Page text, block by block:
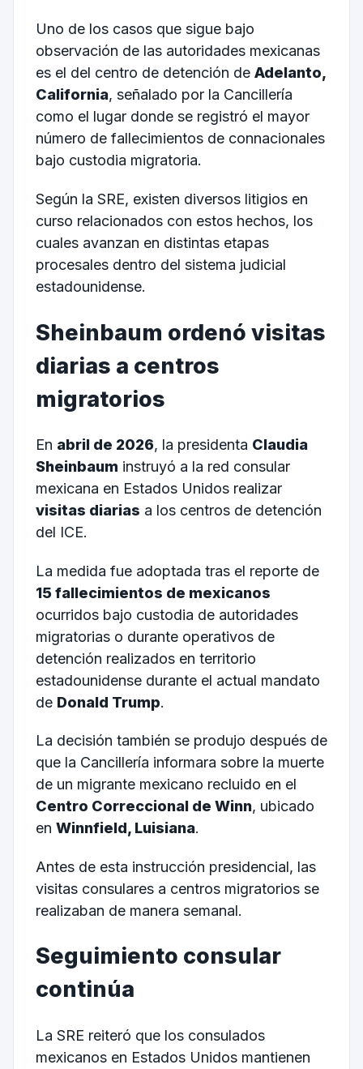
Uno de los casos que sigue bajo
observación de las autoridades mexicanas
es el del centro de detención de Adelanto,
California, señalado por la Cancillería
como el lugar donde se registró el mayor
número de fallecimientos de connacionales
bajo custodia migratoria.
Según la SRE, existen diversos litigios en
curso relacionados con estos hechos, los
cuales avanzan en distintas etapas
procesales dentro del sistema judicial
estadounidense.
Sheinbaum ordenó visitas
diarias a centros
migratorios
En abril de 2026, la presidenta Claudia
Sheinbaum instruyó a la red consular
mexicana en Estados Unidos realizar
visitas diarias a los centros de detención
del ICE.
La medida fue adoptada tras el reporte de
15 fallecimientos de mexicanos
ocurridos bajo custodia de autoridades
migratorias o durante operativos de
detención realizados en territorio
estadounidense durante el actual mandato
de Donald Trump.
La decisión también se produjo después de
que la Cancillería informara sobre la muerte
de un migrante mexicano recluido en el
Centro Correccional de Winn, ubicado
en Winnfield, Luisiana.
Antes de esta instrucción presidencial, las
visitas consulares a centros migratorios se
realizaban de manera semanal.
Seguimiento consular
continúa
La SRE reiteró que los consulados
mexicanos en Estados Unidos mantienen